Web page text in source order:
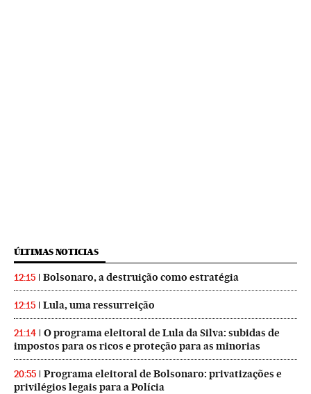
ÚLTIMAS NOTICIAS
12:15 Bolsonaro, a destruição como estratégia
12:15 Lula, uma ressurreição
21:14
O programa eleitoral de Lula da Silva: subidas de
impostos para os ricos e proteção para as minorias
20:55
Programa eleitoral de Bolsonaro: privatizações e
privilégios legais para a Polícia